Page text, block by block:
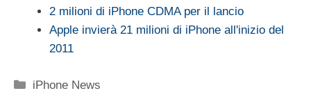
2 milioni di iPhone CDMA per il lancio
Apple invierà 21 milioni di iPhone all'inizio del
2011
Categorie
iPhone News